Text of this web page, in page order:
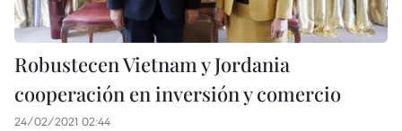
Robustecen Vietnam y Jordania
cooperación en inversión y comercio
24/02/2021 02:44